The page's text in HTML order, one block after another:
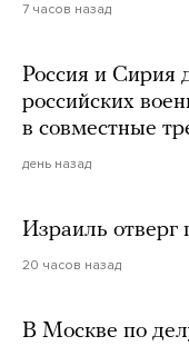
7 часов назад
Россия и Сирия
российских
в совместные
день назад
Израиль отверг
20 часов назад
В Москве по